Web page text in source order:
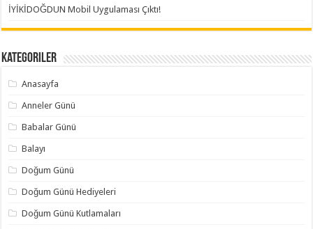
İYİKİDOĞDUN Mobil Uygulaması Çıktı!
Kategoriler
Anasayfa
Anneler Günü
Babalar Günü
Balayı
Doğum Günü
Doğum Günü Hediyeleri
Doğum Günü Kutlamaları